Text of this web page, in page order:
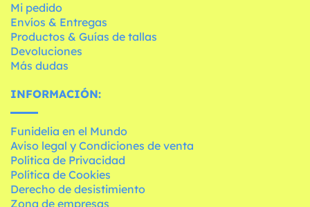
Mi pedido
Envíos & Entregas
Productos & Guías de tallas
Devoluciones
Más dudas
INFORMACIÓN:
Funidelia en el Mundo
Aviso legal y Condiciones de venta
Política de Privacidad
Política de Cookies
Derecho de desistimiento
Zona de empresas